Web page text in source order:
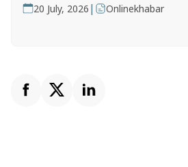
20 July, 2026 | Onlinekhabar